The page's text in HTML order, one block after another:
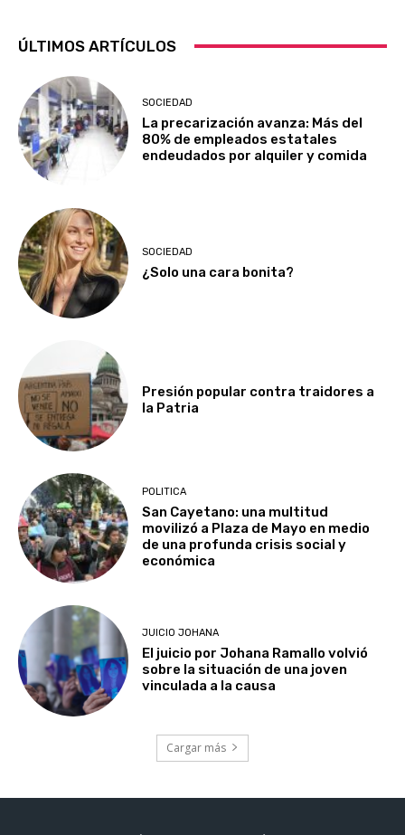
ÚLTIMOS ARTÍCULOS
SOCIEDAD
La precarización avanza: Más del
80% de empleados estatales
endeudados por alquiler y comida
SOCIEDAD
¿Solo una cara bonita?
Presión popular contra traidores a
la Patria
POLITICA
San Cayetano: una multitud
movilizó a Plaza de Mayo en medio
de una profunda crisis social y
económica
JUICIO JOHANA
El juicio por Johana Ramallo volvió
sobre la situación de una joven
vinculada a la causa
Cargar más